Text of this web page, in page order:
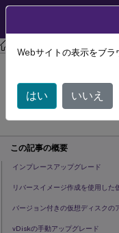
Citrix Provisioning
仮想ディスク
July 29, 2024
C
この記事の概要
インプレースアップグレード
リバースイメージ作成を使用した
バージョン付きの仮想ディスクの
vDiskの手動アップグレード
Webサイトの表示をブラ
はい いいえ